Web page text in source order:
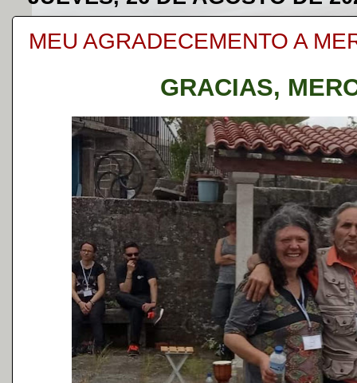
MEU AGRADECEMENTO A
GRACIAS,